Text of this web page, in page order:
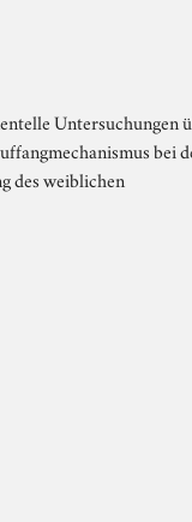
Untersuchungen
bei
des weiblichen